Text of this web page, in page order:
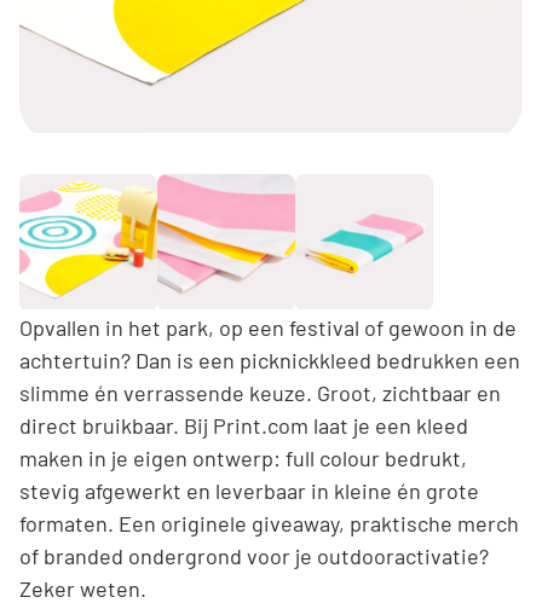
Opvallen in het park, op een festival of gewoon in de
achtertuin? Dan is een picknickkleed bedrukken een
slimme én verrassende keuze. Groot, zichtbaar en
direct bruikbaar. Bij Print.com laat je een kleed
maken in je eigen ontwerp: full colour bedrukt,
stevig afgewerkt en leverbaar in kleine én grote
formaten. Een originele giveaway, praktische merch
of branded ondergrond voor je outdooractivatie?
Zeker weten.